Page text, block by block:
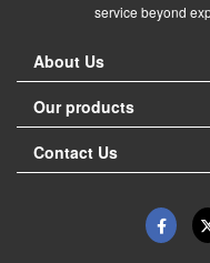
service beyond
About Us
Our products
Contact Us